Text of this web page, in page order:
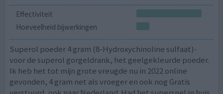
Effectiviteit
Hoeveelheid bijwerkingen
Superol poeder 4 gram (8-Hydroxychinoline sulfaat)-
voor de superol gorgeldrank, het geelgekleurde poeder.
Ik heb het tot mijn grote vreugde nu in 2022 online
gevonden, 4 gram net als vroeger en ook nog Gratis